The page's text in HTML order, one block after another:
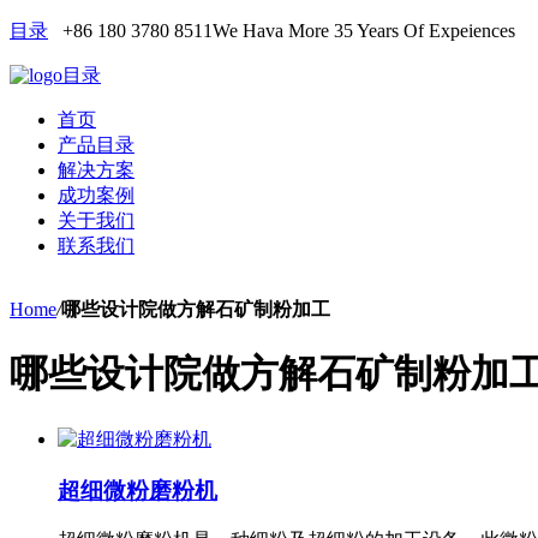
目录 +86 180 3780 8511We Hava More 35 Years Of Expeiences
目录
首页
产品目录
解决方案
成功案例
关于我们
联系我们
Home/哪些设计院做方解石矿制粉加工
哪些设计院做方解石矿制粉加
超细微粉磨粉机